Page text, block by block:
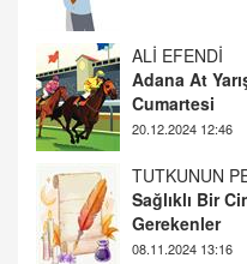
ALİ EFENDİ
Adana At
Cumartesi
20.12.2024 12:46
TUTKUNUN
Sağlıklı Bir
Gerekenler
08.11.2024 13:16